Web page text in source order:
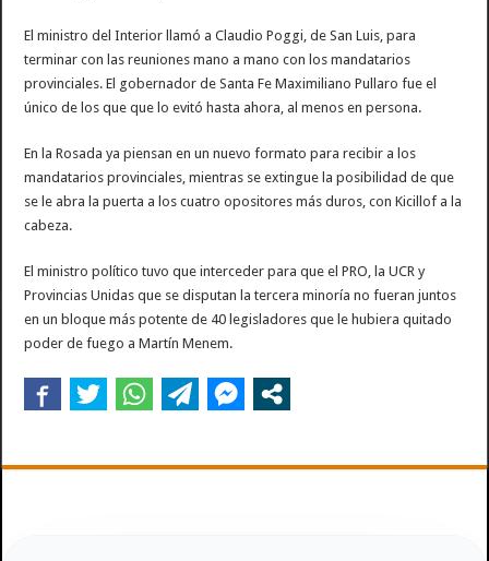
El ministro del Interior llamó a Claudio Poggi, de San Luis, para
terminar con las reuniones mano a mano con los mandatarios
provinciales. El gobernador de Santa Fe Maximiliano Pullaro fue el
único de los que que lo evitó hasta ahora, al menos en persona.
En la Rosada ya piensan en un nuevo formato para recibir a los
mandatarios provinciales, mientras se extingue la posibilidad de que
se le abra la puerta a los cuatro opositores más duros, con Kicillof a la
cabeza.
El ministro político tuvo que interceder para que el PRO, la UCR y
Provincias Unidas que se disputan la tercera minoría no fueran juntos
en un bloque más potente de 40 legisladores que le hubiera quitado
poder de fuego a Martín Menem.